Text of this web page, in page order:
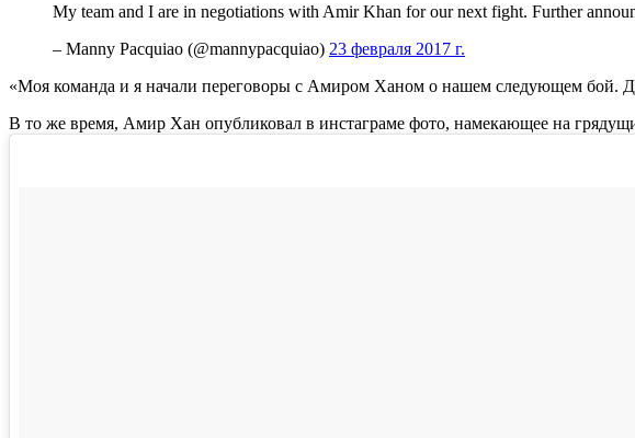
My team and I are in negotiations with Amir Khan for our next fight. Further
– Manny Pacquiao (@mannypacquiao) 23 февраля 2017 г.
«Моя команда и я начали переговоры с Амиром Ханом о нашем следующем бой.
В то же время, Амир Хан опубликовал в инстаграме фото, намекающее на